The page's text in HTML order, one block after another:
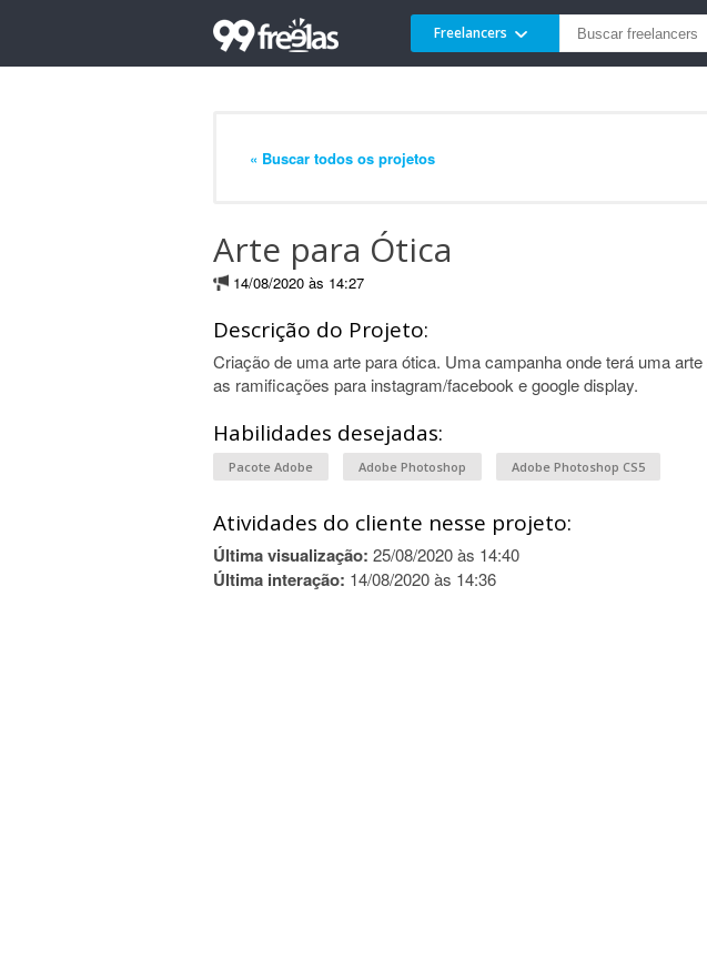
Freelancers
« Buscar todos os projetos
Arte para Ótica
14/08/2020 às 14:27
Descrição do Projeto:
Criação de uma arte para ótica. Uma campanha onde terá uma
as ramificações para instagram/facebook e google display.
Habilidades desejadas:
Pacote Adobe Adobe Photoshop Adobe Photoshop CS5
Atividades do cliente nesse projeto:
Última visualização: 25/08/2020 às 14:40
Última interação: 14/08/2020 às 14:36